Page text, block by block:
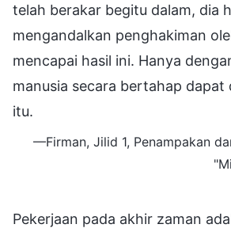
telah berakar begitu dalam, dia
mengandalkan penghakiman
mencapai hasil ini. Hanya
manusia secara bertahap dapat
itu.
—Firman, Jilid 1, Penampakan
Pekerjaan pada akhir zaman